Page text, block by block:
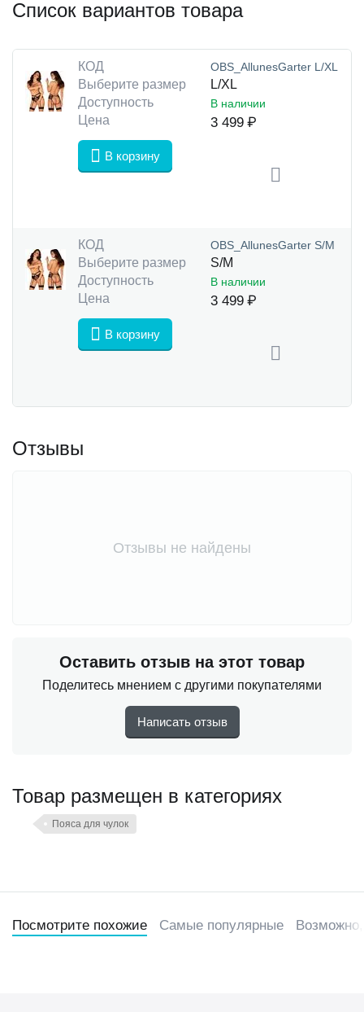
Список вариантов товара
КОД OBS_AllunesGarter L/XL
Выберите размер
L/XL
Доступность
В наличии
Цена 3 499 ₽
В корзину
КОД OBS_AllunesGarter S/M
Выберите размер
S/M
Доступность
В наличии
Цена 3 499 ₽
В корзину
Отзывы
Отзывы не найдены
Оставить отзыв на этот товар
Поделитесь мнением с другими покупателями
Написать отзыв
Товар размещен в категориях
Пояса для чулок
Посмотрите похожие Самые популярные Возможно,